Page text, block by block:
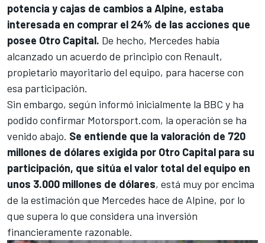
potencia y cajas de cambios a Alpine, estaba
interesada en comprar el 24% de las acciones que
posee Otro Capital. De hecho, Mercedes había
alcanzado un acuerdo de principio con Renault,
propietario mayoritario del equipo, para hacerse con
esa participación.
Sin embargo, según informó inicialmente la BBC y ha
podido confirmar Motorsport.com, la operación se ha
venido abajo. Se entiende que la valoración de 720
millones de dólares exigida por Otro Capital para su
participación, que sitúa el valor total del equipo en
unos 3.000 millones de dólares, está muy por encima
de la estimación que Mercedes hace de Alpine, por lo
que supera lo que considera una inversión
financieramente razonable.